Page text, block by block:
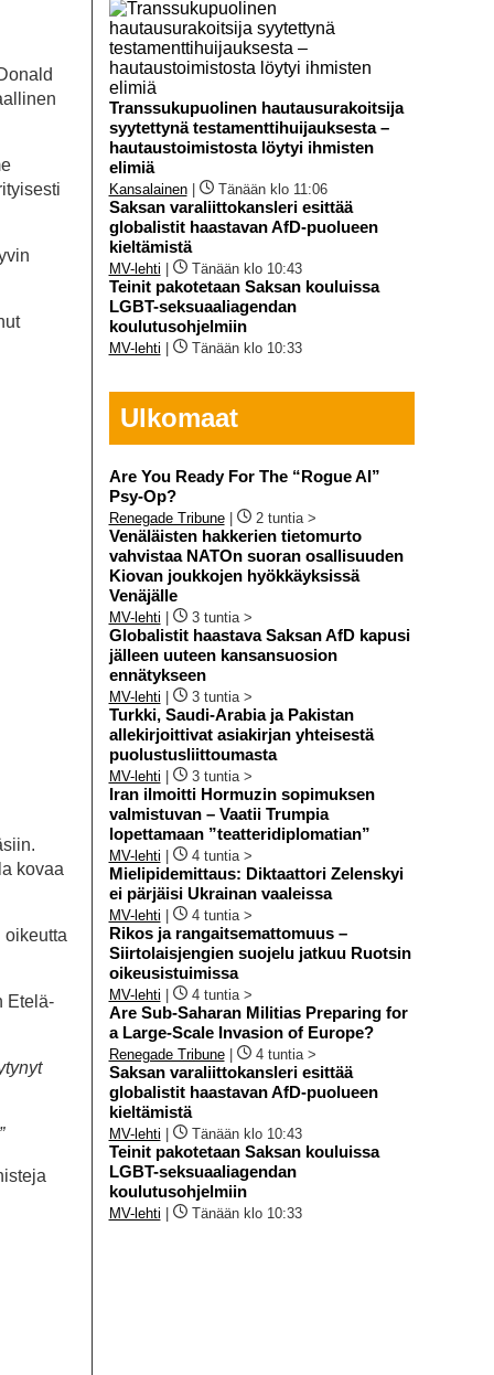
kovaa
oikeutta
Etelä-
Transsukupuolinen hautausurakoitsija
syytettynä testamenttihuijauksesta –
hautaustoimistosta löytyi ihmisten
elimiä
Kansalainen| Tänään klo 11:06
Saksan varaliittokansleri esittää
globalistit haastavan AfD-puolueen
kieltämistä
MV-lehti Tänään klo 10:43
Teinit pakotetaan Saksan kouluissa
LGBT-seksuaaliagendan
koulutusohjelmiin
MV-lehti Tänään klo 10:33
Ulkomaat
Are You Ready For The “Rogue AI”
Psy-Op?
Renegade Tribune| 2 tuntia >
Venäläisten hakkerien tietomurto
vahvistaa NATOn suoran osallisuuden
Kiovan joukkojen hyökkäyksissä
Venäjälle
MV-lehti 3 tuntia >
Globalistit haastava Saksan AfD kapusi
jälleen uuteen kansansuosion
ennätykseen
MV-lehti 3 tuntia >
Turkki, Saudi-Arabia ja Pakistan
allekirjoittivat asiakirjan yhteisestä
puolustusliittoumasta
MV-lehti 3 tuntia >
Iran ilmoitti Hormuzin sopimuksen
valmistuvan – Vaatii Trumpia
lopettamaan ”teatteridiplomatian”
MV-lehti 4 tuntia >
Mielipidemittaus: Diktaattori Zelenskyi
ei pärjäisi Ukrainan vaaleissa
MV-lehti 4 tuntia >
Rikos ja rangaitsemattomuus –
Siirtolaisjengien suojelu jatkuu Ruotsin
oikeusistuimissa
MV-lehti 4 tuntia >
Are Sub-Saharan Militias Preparing for
a Large-Scale Invasion of Europe?
Renegade Tribune| 4 tuntia >
Saksan varaliittokansleri esittää
globalistit haastavan AfD-puolueen
kieltämistä
MV-lehti Tänään klo 10:43
Teinit pakotetaan Saksan kouluissa
LGBT-seksuaaliagendan
koulutusohjelmiin
MV-lehti Tänään klo 10:33